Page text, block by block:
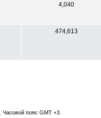
4,040
474,613
. Часовой пояс GMT +3.